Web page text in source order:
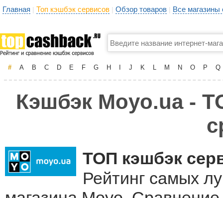
Главная | Топ кэшбэк сервисов | Обзор товаров | Все
# A B C D E F G H J K L M N O P Q
Кэшбэк Moyo.ua -
ТОП кэшбэк
Рейтинг самых